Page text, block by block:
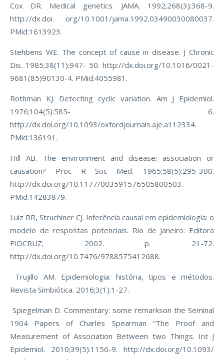
Cox DR. Medical genetics. JAMA. 1992;268(3):368-9.
http://dx.doi. org/10.1001/jama.1992.03490030080037.
PMid:1613923.
Stehbens WE. The concept of cause in disease. J Chronic
Dis. 1985;38(11):947- 50. http://dx.doi.org/10.1016/0021-
9681(85)90130-4. PMid:4055981.
Rothman KJ. Detecting cyclic variation. Am J Epidemiol.
1976;104(5):585- 6.
http://dx.doi.org/10.1093/oxfordjournals.aje.a112334.
PMid:136191.
Hill AB. The environment and disease: association or
causation? Proc R Soc Med. 1965;58(5):295-300.
http://dx.doi.org/10.1177/003591576505800503.
PMid:14283879.
Luiz RR, Struchiner CJ. Inferência causal em epidemiologia: o
modelo de respostas potenciais. Rio de Janeiro: Editora
FIOCRUZ; 2002. p. 21-72.
http://dx.doi.org/10.7476/9788575412688.
Trujillo AM. Epidemiologia: história, tipos e métodos.
Revista Simbiótica. 2016;3(1):1-27.
Spiegelman D. Commentary: some remarkson the Seminal
1904 Papers of Charles Spearman “The Proof and
Measurement of Association Between two Things. Int J
Epidemiol. 2010;39(5):1156-9. http://dx.doi.org/10.1093/